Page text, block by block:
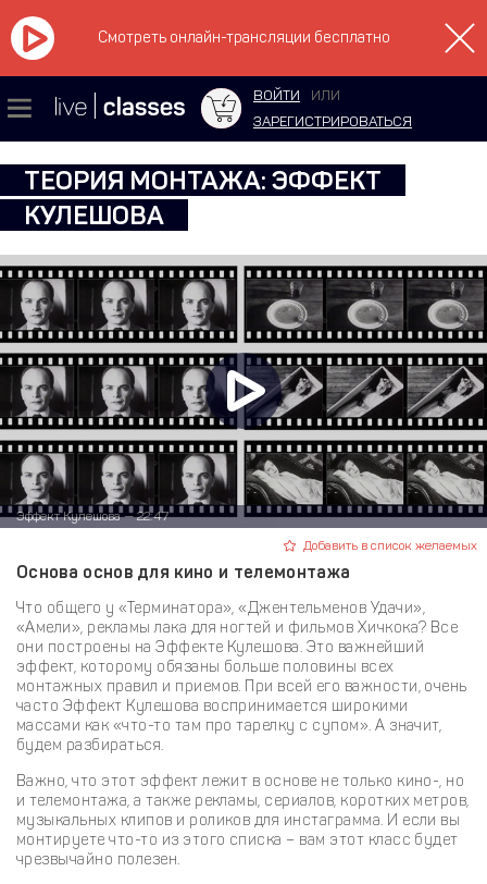
Смотреть онлайн-трансляции бесплатно
ВОЙТИ
ИЛИ
ЗАРЕГИСТРИРОВАТЬСЯ
ТЕОРИЯ МОНТАЖА: ЭФФЕКТ
КУЛЕШОВА
Эффект Кулешова — 22:47
Добавить в список желаемых
Основа основ для кино и телемонтажа
Что общего у «Терминатора», «Джентельменов Удачи»,
«Амели», рекламы лака для ногтей и фильмов Хичкока? Все
они построены на Эффекте Кулешова. Это важнейший
эффект, которому обязаны больше половины всех
монтажных правил и приемов. При всей его важности, очень
часто Эффект Кулешова воспринимается широкими
массами как «что-то там про тарелку с супом». А значит,
будем разбираться.
Важно, что этот эффект лежит в основе не только кино-, но
и телемонтажа, а также рекламы, сериалов, коротких метров,
музыкальных клипов и роликов для инстаграмма. И если вы
монтируете что-то из этого списка – вам этот класс будет
чрезвычайно полезен.